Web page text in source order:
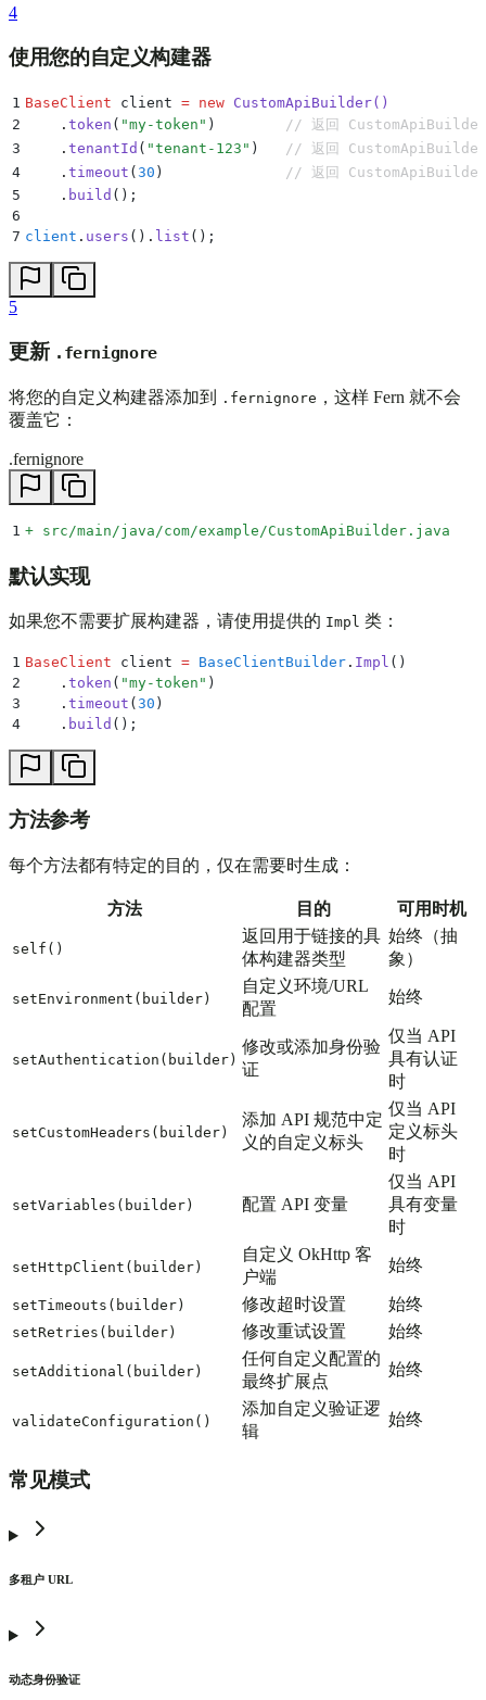
4
使用您的自定义构建器
1 BaseClient client = new CustomApiBuilder()
2
    .
token ( "my-token " )
        // 返回 CustomApiBuilder
3
    .
tenantId ( "tenant-123 " )
// 返回
4
    .
timeout ( 30 )
              // 返回 CustomApiBuilder
5
    .
build ();
6
7 client . users () . list ();
5
更新 .fernignore
将您的自定义构建器添加到 .fernignore ，这样 Fern 就不会
覆盖它：
.fernignore
1 + src/main/java/com/example/CustomApiBuilder.java
默认实现
如果您不需要扩展构建器，请使用提供的 Impl 类：
1 BaseClient client = BaseClientBuilder . Impl ()
2
    .
token ( "my-token " )
3
    .
timeout ( 30 )
4
    .
build ();
方法参考
每个方法都有特定的目的，仅在需要时生成：
方法 目的 可用时机
self()
返回用于链接的具
体构建器类型
始终（抽
象）
setEnvironment(builder)
自定义环境/URL
配置
始终
setAuthentication(builder)
修改或添加身份验
证
仅当 API
具有认证
时
setCustomHeaders(builder)
添加 API 规范中定
义的自定义标头
仅当 API
定义标头
时
setVariables(builder) 配置 API 变量
仅当 API
具有变量
时
setHttpClient(builder)
自定义 OkHttp 客
户端
始终
setTimeouts(builder) 修改超时设置 始终
setRetries(builder) 修改重试设置 始终
setAdditional(builder)
任何自定义配置的
最终扩展点
始终
validateConfiguration()
添加自定义验证逻
辑
始终
常见模式
多租户 URL
动态身份验证